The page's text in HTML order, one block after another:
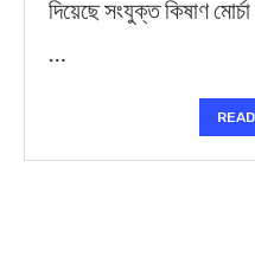
দিয়েছে সংযুক্ত কিষাণ
…